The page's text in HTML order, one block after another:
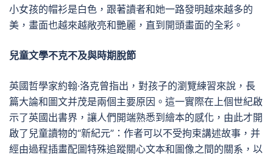
小女孩的帽衫是白色，跟著讀者和她一路發明越來越多的
美，畫面也越來越敞亮和艷麗，直到開頭畫面的全彩。
兒童文學不克不及與時期脫節
英國哲學家約翰·洛克曾指出，對孩子的瀏覽練習來說，長
篇大論和圖文并茂是兩個主要原因。這一實際在上個世紀啟
示了英國出書界，讓人們開端熟悉到繪本的感化，由此才開
啟了兒童讀物的“新紀元”：作者可以不受拘束講述故事，并
經由過程插畫配圖特殊追蹤關心文本和圖像之間的關系，以